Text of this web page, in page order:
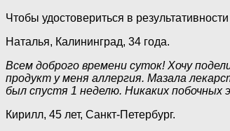
Чтобы удостовериться в
Наталья, Калининград, 34 года.
Всем доброго времени суток! Хочу
продукт у меня аллергия. Мазала
был спустя 1 неделю. Никаких
Кирилл, 45 лет, Санкт-Петербург.